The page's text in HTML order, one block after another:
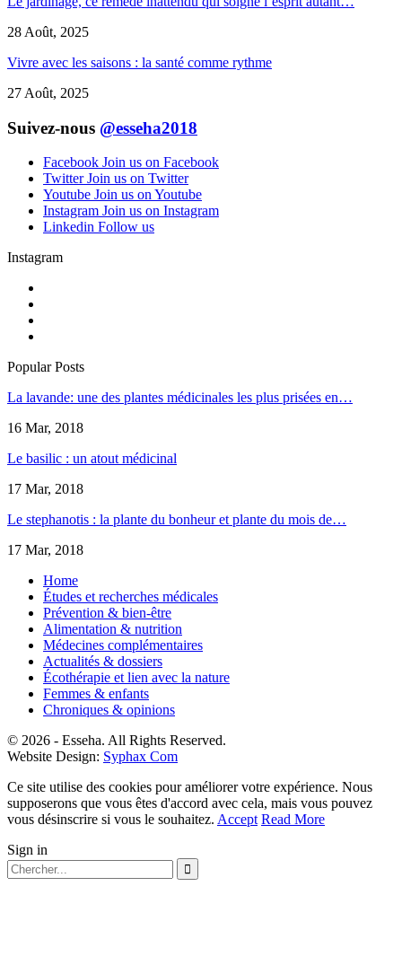
28 Août, 2025
Vivre avec les saisons : la santé comme rythme
27 Août, 2025
Suivez-nous @esseha2018
Facebook Join us on Facebook
Twitter Join us on Twitter
Youtube Join us on Youtube
Instagram Join us on Instagram
Linkedin Follow us
Instagram
Popular Posts
La lavande: une des plantes médicinales les plus prisées en…
16 Mar, 2018
Le basilic : un atout médicinal
17 Mar, 2018
Le stephanotis : la plante du bonheur et plante du mois de…
17 Mar, 2018
Home
Études et recherches médicales
Prévention & bien-être
Alimentation & nutrition
Médecines complémentaires
Actualités & dossiers
Écothérapie et lien avec la nature
Femmes & enfants
Chroniques & opinions
© 2026 - Esseha. All Rights Reserved.
Website Design: Syphax Com
Ce site utilise des cookies pour améliorer votre expérience. Nous
supposerons que vous êtes d'accord avec cela, mais vous pouvez
vous désinscrire si vous le souhaitez. Accept Read More
Sign in